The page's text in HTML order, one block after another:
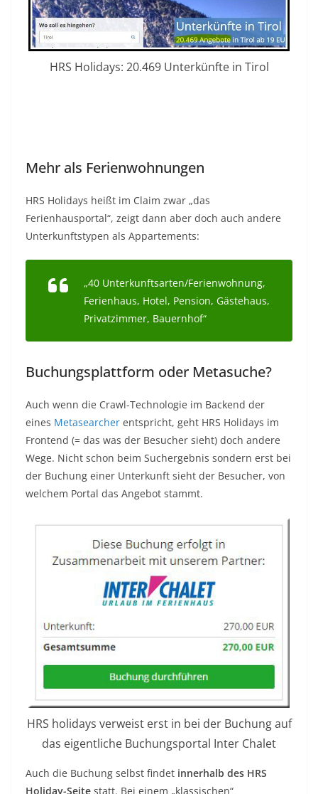
HRS Holidays: 20.469 Unterkünfte in Tirol
Mehr als Ferienwohnungen
HRS Holidays heißt im Claim zwar „das
Ferienhausportal“, zeigt dann aber doch auch andere
Unterkunftstypen als Appartements:
„40 Unterkunftsarten/Ferienwohnung,
Ferienhaus, Hotel, Pension, Gästehaus,
Privatzimmer, Bauernhof“
Buchungsplattform oder Metasuche?
Auch wenn die Crawl-Technologie im Backend der
eines Metasearcher entspricht, geht HRS Holidays im
Frontend (= das was der Besucher sieht) doch andere
Wege. Nicht schon beim Suchergebnis sondern erst bei
der Buchung einer Unterkunft sieht der Besucher, von
welchem Portal das Angebot stammt.
HRS holidays verweist erst in bei der Buchung auf
das eigentliche Buchungsportal Inter Chalet
Auch die Buchung selbst findet innerhalb des HRS
Holiday-Seite statt. Bei einem „klassischen“